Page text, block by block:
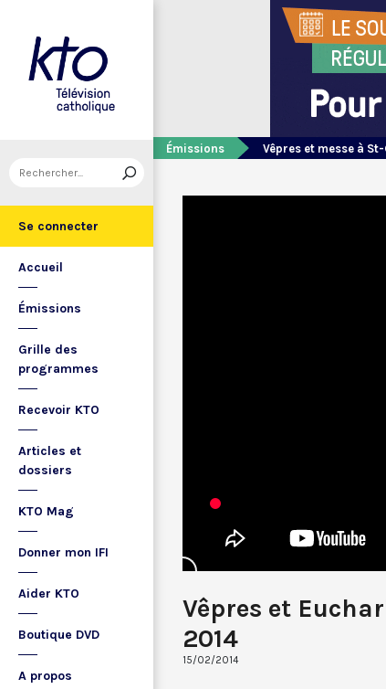
Se connecter
Accueil
Émissions
Grille des
programmes
Recevoir KTO
Articles et
dossiers
KTO Mag
Donner mon IFI
Aider KTO
Boutique DVD
A propos
Émissions Vêpres et messe à
Vêpres et
2014
15/02/2014